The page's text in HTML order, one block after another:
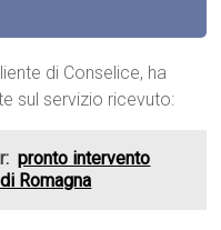
di Conselice, ha
sul servizio ricevuto:
pronto intervento
Romagna